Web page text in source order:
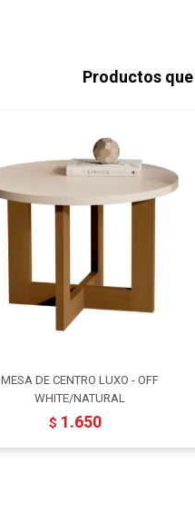
Productos
MESA DE CENTRO LUXO - OFF
WHITE/NATURAL
$ 1.650